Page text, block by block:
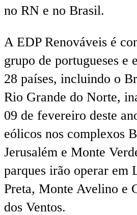
no RN e no Brasil.
A EDP Renováveis é
grupo de portugueses e
28 países, incluindo o
Rio Grande do Norte,
09 de fevereiro deste
eólicos nos complexos
Jerusalém e Monte
parques irão operar em
Preta, Monte Avelino e
dos Ventos.